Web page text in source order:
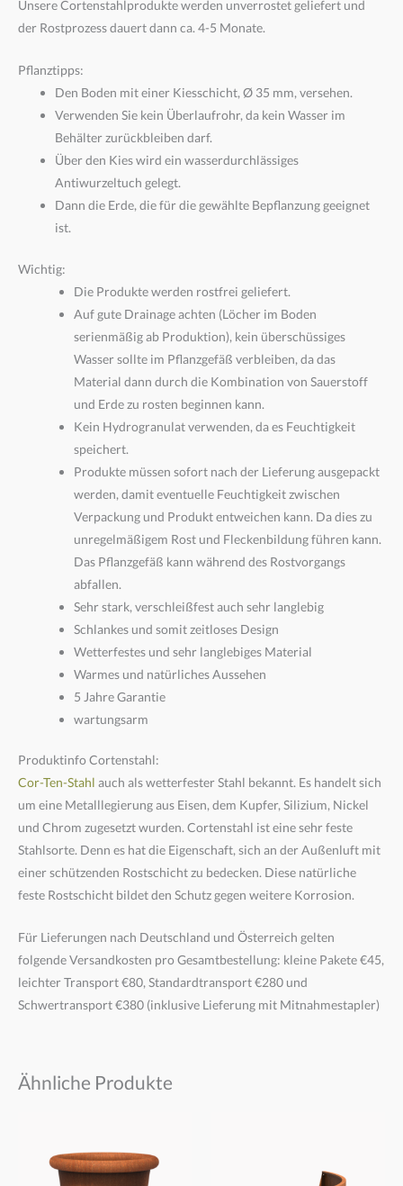
Unsere Cortenstahlprodukte werden unverrostet geliefert und
der Rostprozess dauert dann ca. 4-5 Monate.
Pflanztipps:
Den Boden mit einer Kiesschicht, Ø 35 mm, versehen.
Verwenden Sie kein Überlaufrohr, da kein Wasser im
Behälter zurückbleiben darf.
Über den Kies wird ein wasserdurchlässiges
Antiwurzeltuch gelegt.
Dann die Erde, die für die gewählte Bepflanzung geeignet
ist.
Wichtig:
Die Produkte werden rostfrei geliefert.
Auf gute Drainage achten (Löcher im Boden
serienmäßig ab Produktion), kein überschüssiges
Wasser sollte im Pflanzgefäß verbleiben, da das
Material dann durch die Kombination von Sauerstoff
und Erde zu rosten beginnen kann.
Kein Hydrogranulat verwenden, da es Feuchtigkeit
speichert.
Produkte müssen sofort nach der Lieferung ausgepackt
werden, damit eventuelle Feuchtigkeit zwischen
Verpackung und Produkt entweichen kann. Da dies zu
unregelmäßigem Rost und Fleckenbildung führen kann.
Das Pflanzgefäß kann während des Rostvorgangs
abfallen.
Sehr stark, verschleißfest auch sehr langlebig
Schlankes und somit zeitloses Design
Wetterfestes und sehr langlebiges Material
Warmes und natürliches Aussehen
5 Jahre Garantie
wartungsarm
Produktinfo Cortenstahl:
Cor-Ten-Stahl auch als wetterfester Stahl bekannt. Es handelt sich
um eine Metalllegierung aus Eisen, dem Kupfer, Silizium, Nickel
und Chrom zugesetzt wurden. Cortenstahl ist eine sehr feste
Stahlsorte. Denn es hat die Eigenschaft, sich an der Außenluft mit
einer schützenden Rostschicht zu bedecken. Diese natürliche
feste Rostschicht bildet den Schutz gegen weitere Korrosion.
Für Lieferungen nach Deutschland und Österreich gelten
folgende Versandkosten pro Gesamtbestellung: kleine Pakete €45,
leichter Transport €80, Standardtransport €280 und
Schwertransport €380 (inklusive Lieferung mit Mitnahmestapler)
Ähnliche Produkte
€1.020,00